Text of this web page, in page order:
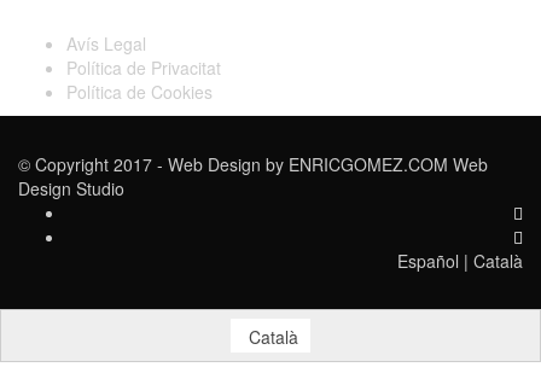
Avís Legal
Política de Privacitat
Política de Cookies
© Copyright 2017 - Web Design by ENRICGOMEZ.COM Web
Design Studio
Español | Català
Català